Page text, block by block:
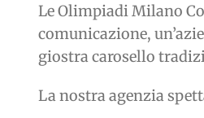
Le Olimpiadi Milano
comunicazione,
giostra carosello
La nostra agenzia